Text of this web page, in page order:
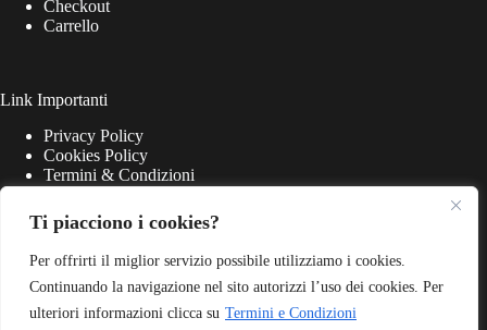
Ti piacciono i cookies?
Per offrirti il miglior servizio possibile utilizziamo i cookies.
Continuando la navigazione nel sito autorizzi l’uso dei cookies. Per
ulteriori informazioni clicca su Termini e Condizioni
Checkout
Carrello
Link Importanti
Privacy Policy
Cookies Policy
Termini & Condizioni